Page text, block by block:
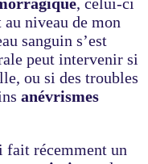
niveau de mon
sanguin s’est
peut intervenir si
ou si des troubles
anévrismes
fait récemment un